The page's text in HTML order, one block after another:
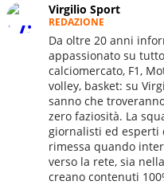
Virgilio Sport
REDAZIONE
Da oltre 20 anni
appassionato su
calciomercato, F1,
volley, basket: su
sanno che
zero faziosità. La
giornalisti ed esperti
rimessa quando
verso la rete, sia
creano contenuti